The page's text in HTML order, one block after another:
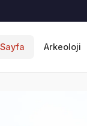
Arkeoloji